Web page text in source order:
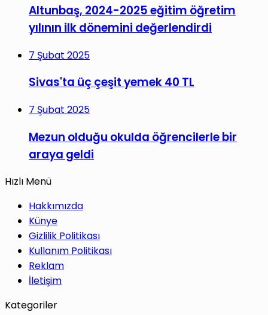
Altunbaş, 2024-2025 eğitim öğretim
yılının ilk dönemini değerlendirdi
7 Şubat 2025
Sivas'ta üç çeşit yemek 40 TL
7 Şubat 2025
Mezun olduğu okulda öğrencilerle bir
araya geldi
Hızlı Menü
Hakkımızda
Künye
Gizlilik Politikası
Kullanım Politikası
Reklam
İletişim
Kategoriler